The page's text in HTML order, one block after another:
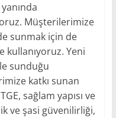
Müşterilerimize
sunmak için de
Yeni
sunduğu
katkı sunan
sağlam yapısı ve
ve şasi güvenilirliği,